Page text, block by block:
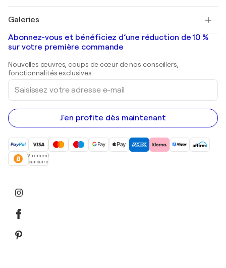
Banksy
Mr. Brainwash
Shepard Fairey
Tableaux abstraits à vendre
Peintures de paysage
Estampes
Peintures acryliques
Galeries
Galeries d'art en France
Galeries d'art en Belgique
Abonnez-vous et bénéficiez d’une réduction de 10 %
sur votre première commande
Nouvelles œuvres, coups de cœur de nos conseillers,
fonctionnalités exclusives.
Saisissez
votre
adresse
e-
mail
J'en profite dès maintenant
Virement
bancaire